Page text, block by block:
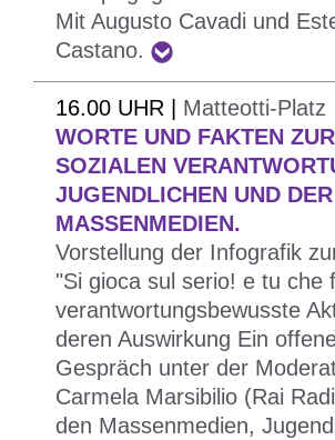
beteiligt sich eine Gruppe „nicht mehr
Menschen, die vor Ort ausgesucht
Eifersucht darstellen werden.
Eine besondere Art, unterschiedliche
Generationen ins Gespräch zu
öffentliche Plätze zu beleben.
erzählt von sich und regt das
Festivals zu neuen Überlegungen
können wir mit dem Thema der
„ernsthaft spielen?“
Heute ist es wichtiger denn je zu
wir und wer die anderen sind. Und
den Verlust unserer Identität in Kauf
müssen?
Aus dieser Provokation heraus
des Festival delle Resistenze ein
Gespräch mit dem vielseitigen
Mit Augusto Cavadi und
Castano.
Über 300 Oberschüler und
Südtirol schließen ein ganzjähriges
16.00 UHR | Matteotti-Platz
WORTE UND FAKTEN ZUR
SOZIALEN
JUGENDLICHEN UND DER
MASSENMEDIEN.
Vorstellung der Infografik
"Si gioca sul serio! e tu che
verantwortungsbewusste
deren Auswirkung Ein
Gespräch unter der
Carmela Marsibilio (Rai
den Massenmedien,